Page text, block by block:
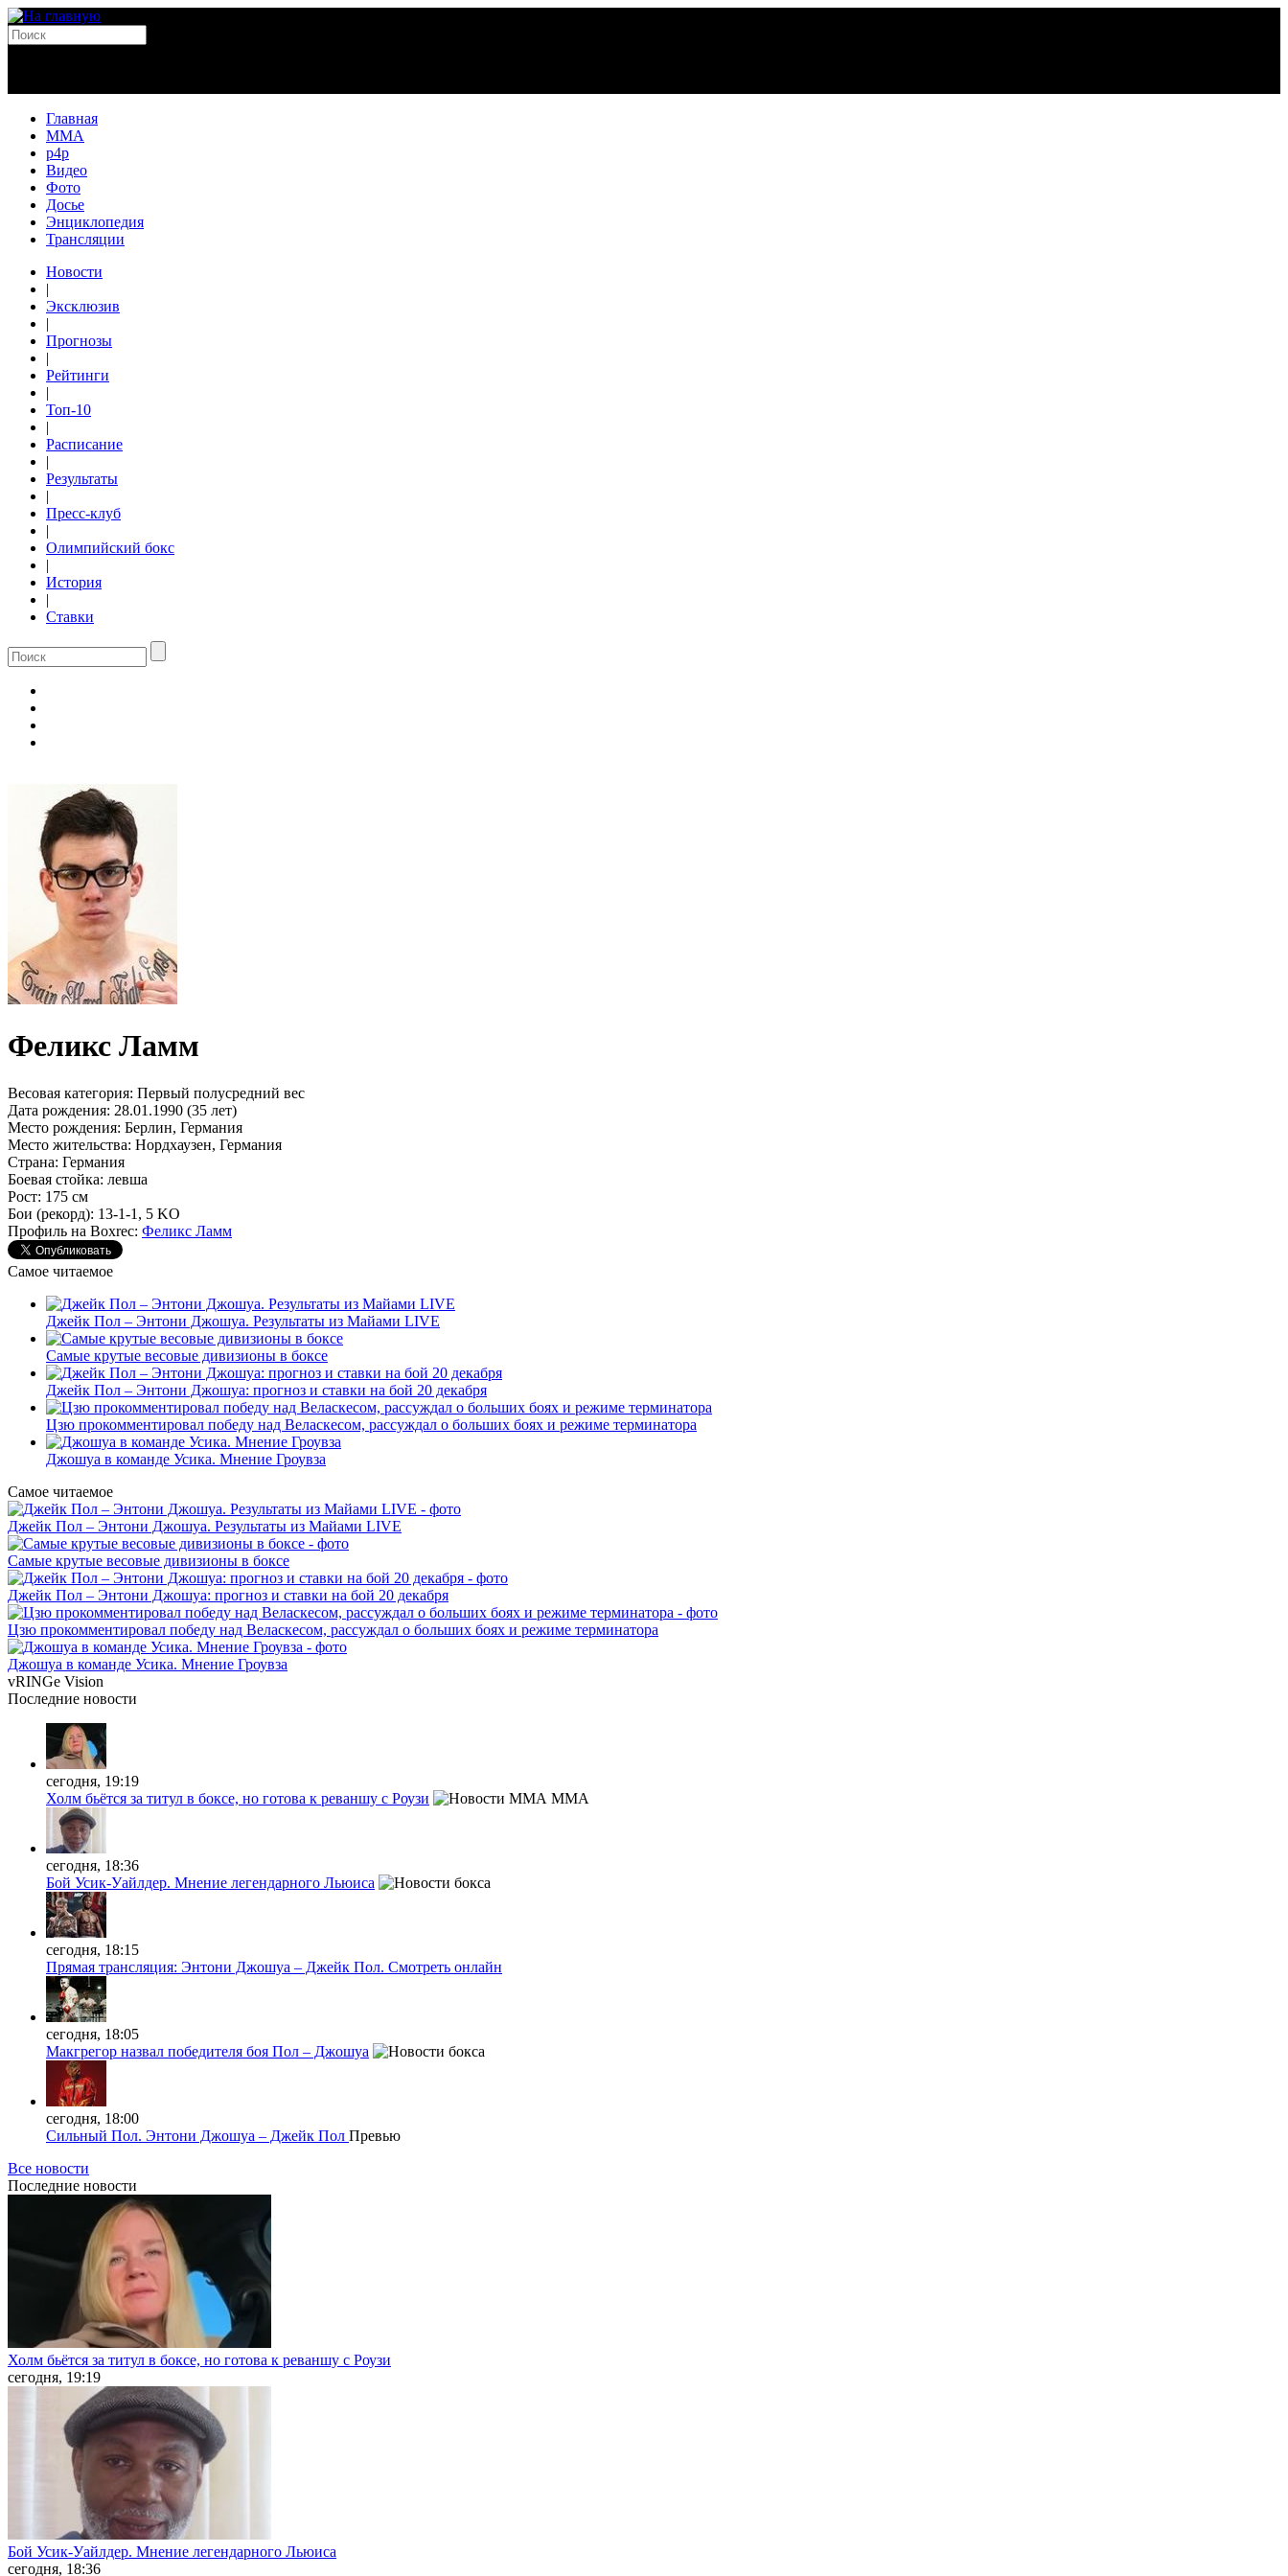
Главная
MMA
p4p
Видео
Фото
Досье
Энциклопедия
Трансляции
Новости
|
Эксклюзив
|
Прогнозы
|
Рейтинги
|
Топ-10
|
Расписание
|
Результаты
|
Пресс-клуб
|
Олимпийский бокс
|
История
|
Ставки
Феликс Ламм
Весовая категория: Первый полусредний вес
Дата рождения: 28.01.1990 (35 лет)
Место рождения: Берлин, Германия
Место жительства: Нордхаузен, Германия
Страна: Германия
Боевая стойка: левша
Рост: 175 см
Бои (рекорд): 13-1-1, 5 KO
Профиль на Boxrec: Феликс Ламм
Самое читаемое
Джейк Пол – Энтони Джошуа. Результаты из Майами LIVE
Самые крутые весовые дивизионы в боксе
Джейк Пол – Энтони Джошуа: прогноз и ставки на бой 20 декабря
Цзю прокомментировал победу над Веласкесом, рассуждал о больших боях и режиме терминатора
Джошуа в команде Усика. Мнение Гроувза
Самое читаемое
Джейк Пол – Энтони Джошуа. Результаты из Майами LIVE
Самые крутые весовые дивизионы в боксе
Джейк Пол – Энтони Джошуа: прогноз и ставки на бой 20 декабря
Цзю прокомментировал победу над Веласкесом, рассуждал о больших боях и режиме терминатора
Джошуа в команде Усика. Мнение Гроувза
vRINGe Vision
Последние новости
сегодня, 19:19
Холм бьётся за титул в боксе, но готова к реваншу с Роузи
MMA
сегодня, 18:36
Бой Усик-Уайлдер. Мнение легендарного Льюиса
сегодня, 18:15
Прямая трансляция: Энтони Джошуа – Джейк Пол. Смотреть онлайн
сегодня, 18:05
Макгрегор назвал победителя боя Пол – Джошуа
сегодня, 18:00
Сильный Пол. Энтони Джошуа – Джейк Пол Превью
Все новости
Последние новости
Холм бьётся за титул в боксе, но готова к реваншу с Роузи
сегодня, 19:19
Бой Усик-Уайлдер. Мнение легендарного Льюиса
сегодня, 18:36